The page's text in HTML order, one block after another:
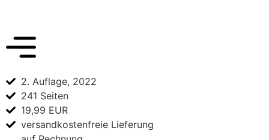
2. Auflage, 2022
241 Seiten
19,99 EUR
versandkostenfreie Lieferung